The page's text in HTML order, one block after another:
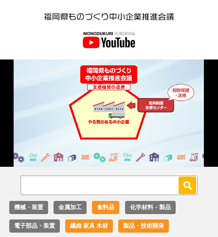
Unmute Loaded
機械・装置 金属加工 食料品 化学材料・製品
電子部品・装置 繊維 家具 木材 製品・技術開発